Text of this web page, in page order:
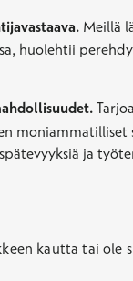
Meillä
huolehtii
moniammatilliset
ja
kautta tai ole